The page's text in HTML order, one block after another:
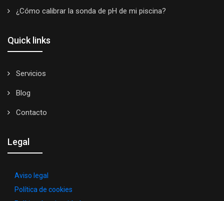
¿Cómo calibrar la sonda de pH de mi piscina?
Quick links
Servicios
Blog
Contacto
Legal
Aviso legal
Política de cookies